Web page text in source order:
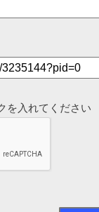
を入れてください